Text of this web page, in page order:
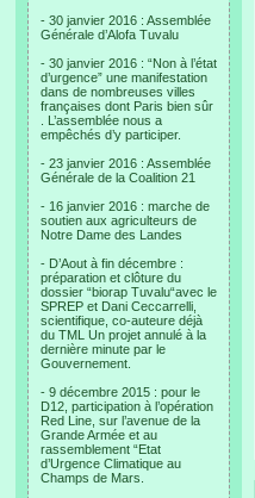
- 30 janvier 2016 : Assemblée
Générale d’Alofa Tuvalu
- 30 janvier 2016 : “Non à l’état
d’urgence” une manifestation
dans de nombreuses villes
françaises dont Paris bien sûr
. L’assemblée nous a
empêchés d’y participer.
- 23 janvier 2016 : Assemblée
Générale de la Coalition 21
- 16 janvier 2016 : marche de
soutien aux agriculteurs de
Notre Dame des Landes
- D’Aout à fin décembre :
préparation et clôture du
dossier “biorap Tuvalu“avec le
SPREP et Dani Ceccarrelli,
scientifique, co-auteure déjà
du TML Un projet annulé à la
dernière minute par le
Gouvernement.
- 9 décembre 2015 : pour le
D12, participation à l’opération
Red Line, sur l’avenue de la
Grande Armée et au
rassemblement “Etat
d’Urgence Climatique au
Champs de Mars.